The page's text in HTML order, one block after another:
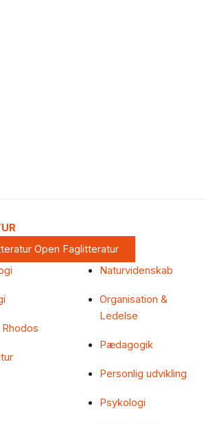
Open Faglitteratur
Naturvidenskab
Organisation &
Ledelse
Pædagogik
Personlig udvikling
Psykologi